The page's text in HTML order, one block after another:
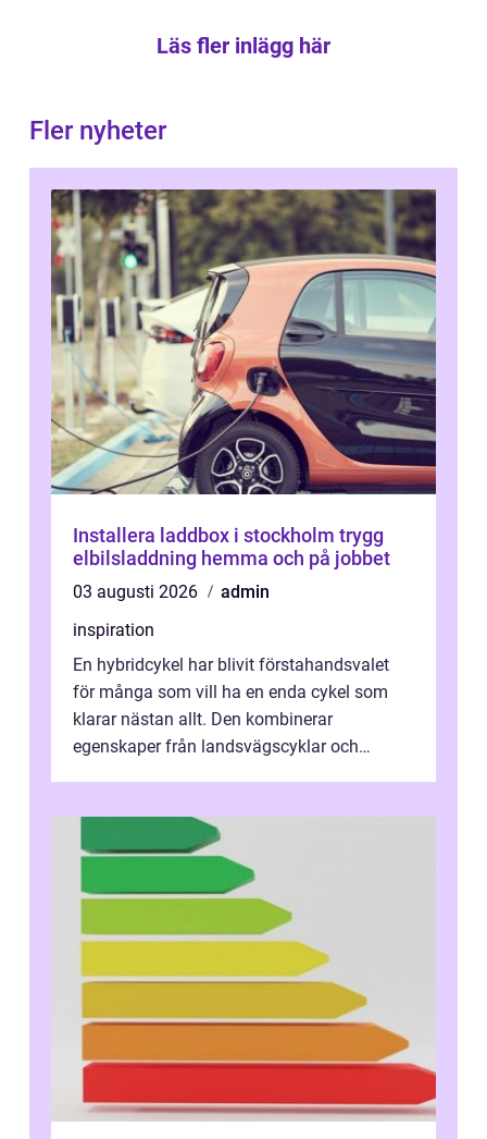
Läs fler inlägg här
Fler nyheter
Installera laddbox i stockholm trygg
elbilsladdning hemma och på jobbet
03 augusti 2026
admin
inspiration
En hybridcykel har blivit förstahandsvalet
för många som vill ha en enda cykel som
klarar nästan allt. Den kombinerar
egenskaper från landsvägscyklar och